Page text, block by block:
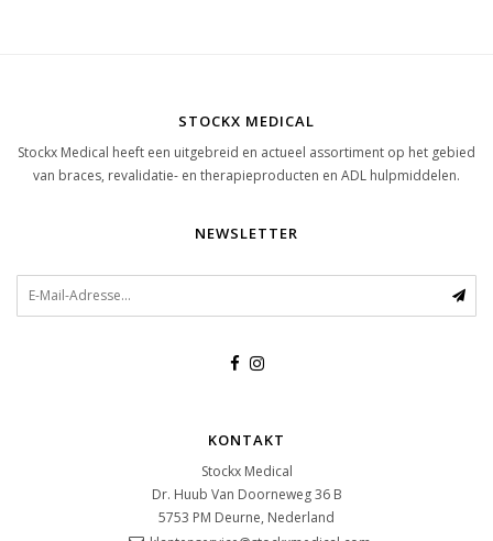
STOCKX MEDICAL
Stockx Medical heeft een uitgebreid en actueel assortiment op het gebied
van braces, revalidatie- en therapieproducten en ADL hulpmiddelen.
NEWSLETTER
KONTAKT
Stockx Medical
Dr. Huub Van Doorneweg 36 B
5753 PM Deurne, Nederland